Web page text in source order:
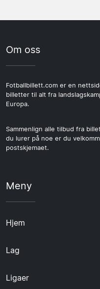
Om oss
Fotballbillett.com er en
billetter til alt fra
Europa.
Sammenlign alle tilbud fra
du lurer på noe er du
postskjemaet.
Meny
Hjem
Lag
Ligaer